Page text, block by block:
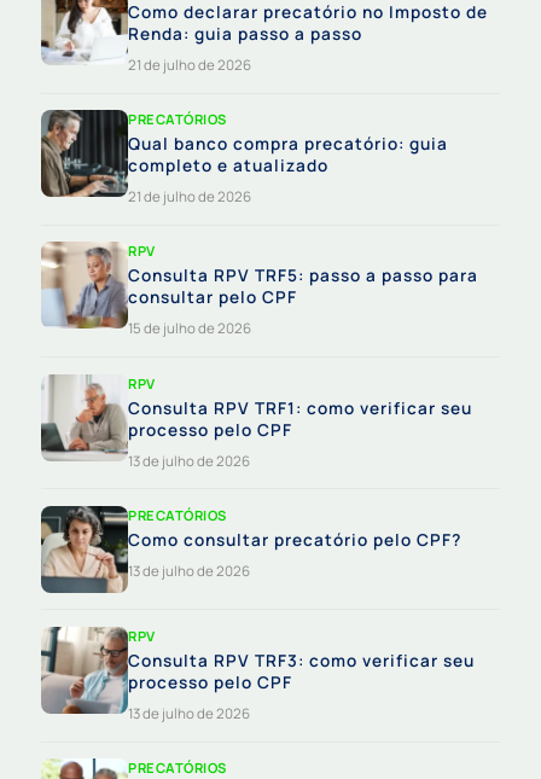
Como declarar precatório no Imposto de
Renda: guia passo a passo
21 de julho de 2026
PRECATÓRIOS
Qual banco compra precatório: guia
completo e atualizado
21 de julho de 2026
RPV
Consulta RPV TRF5: passo a passo para
consultar pelo CPF
15 de julho de 2026
RPV
Consulta RPV TRF1: como verificar seu
processo pelo CPF
13 de julho de 2026
PRECATÓRIOS
Como consultar precatório pelo CPF?
13 de julho de 2026
RPV
Consulta RPV TRF3: como verificar seu
processo pelo CPF
13 de julho de 2026
PRECATÓRIOS